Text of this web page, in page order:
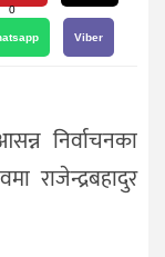
0
Viber
निर्वाचनका
राजेन्द्रबहादुर